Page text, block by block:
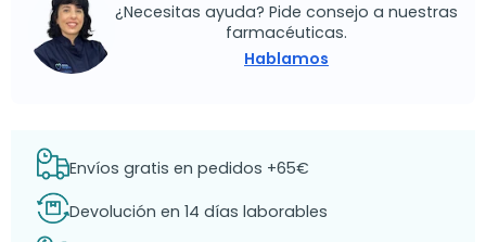
¿Necesitas ayuda? Pide consejo a nuestras
farmacéuticas.
Hablamos
Envíos gratis en pedidos +65€
Devolución en 14 días laborables